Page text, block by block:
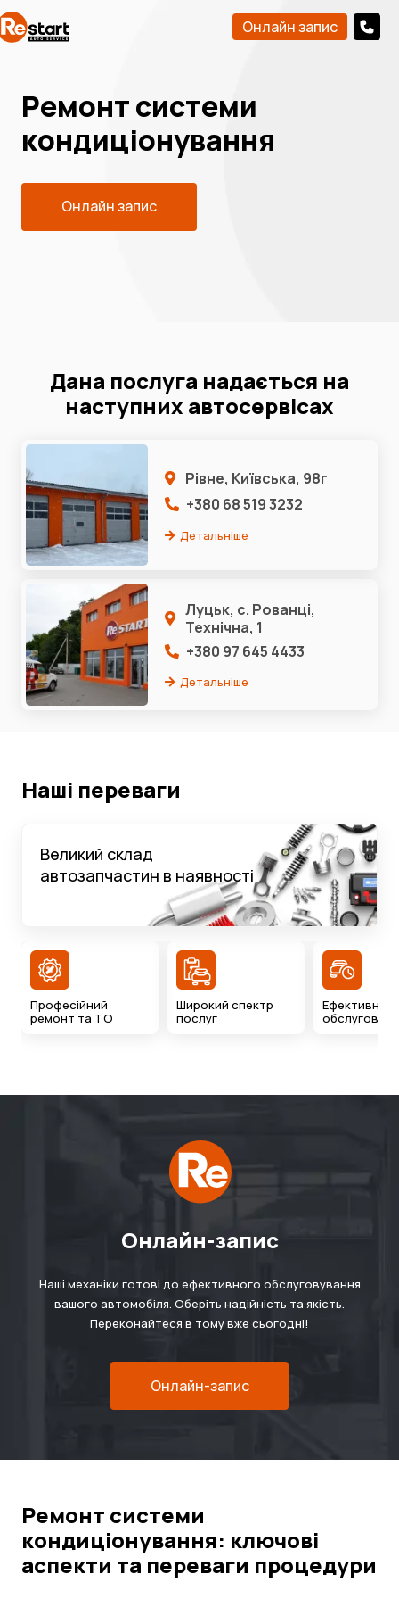
Онлайн запис
Ремонт системи
кондиціонування
Онлайн запис
Дана послуга надається на
наступних автосервісах
Рівне, Київська, 98г
+380 68 519 3232
Детальніше
Луцьк, с. Рованці,
Технічна, 1
+380 97 645 4433
Детальніше
Наші переваги
Великий склад
автозапчастин в наявності
Професійний
ремонт та ТО
Широкий спектр
послуг
Ефективний
Онлайн-запис
Наші механіки готові до ефективного обслуговування
вашого автомобіля. Оберіть надійність та якість.
Переконайтеся в тому вже сьогодні!
Онлайн-запис
Ремонт системи
кондиціонування: ключові
аспекти та переваги процедури